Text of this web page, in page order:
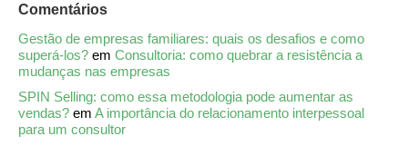
Comentários
Gestão de empresas familiares: quais os desafios e como
superá-los? em Consultoria: como quebrar a resistência a
mudanças nas empresas
SPIN Selling: como essa metodologia pode aumentar as
vendas? em A importância do relacionamento interpessoal
para um consultor